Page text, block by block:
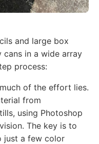
and large box
in a wide array
process:
of the effort lies.
from
using Photoshop
The key is to
just a few color